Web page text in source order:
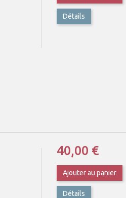
Détails
40,00 €
Ajouter au panier
Détails